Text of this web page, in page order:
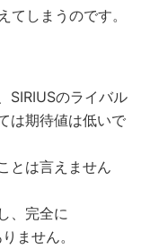
てしまうのです。
SIRIUSのライバル
は期待値は低いで
とは言えません
、完全に
ません。